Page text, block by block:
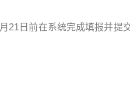
21日前在系统完成填报并提